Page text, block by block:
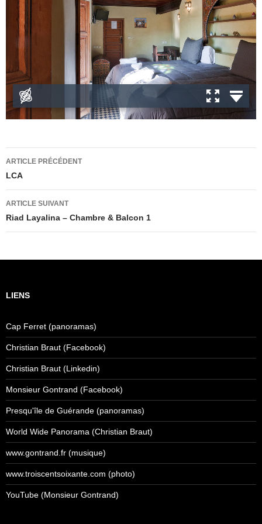
Navigation
des
articles
ARTICLE PRÉCÉDENT
LCA
ARTICLE SUIVANT
Riad Layalina – Chambre & Balcon 1
LIENS
Cap Ferret (panoramas)
Christian Braut (Facebook)
Christian Braut (Linkedin)
Monsieur Gontrand (Facebook)
Presqu'île de Guérande (panoramas)
World Wide Panorama (Christian Braut)
www.gontrand.fr (musique)
www.troiscentsoixante.com (photo)
YouTube (Monsieur Gontrand)